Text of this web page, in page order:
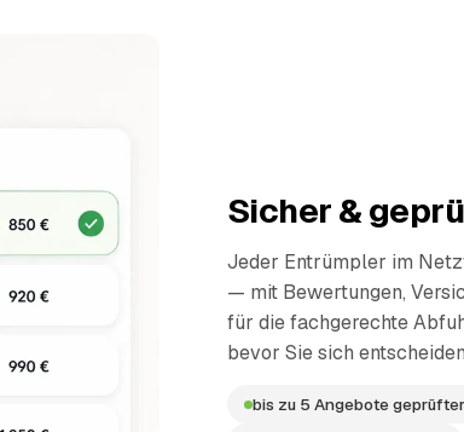
Sicher &
Jeder Entrümpler im
— mit Bewertungen,
für die fachgerechte
bevor Sie sich
bis zu 5 Angebote